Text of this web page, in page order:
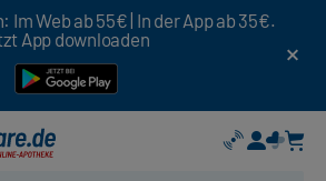
Im Web ab 55€ | In der App ab 35€.
App downloaden